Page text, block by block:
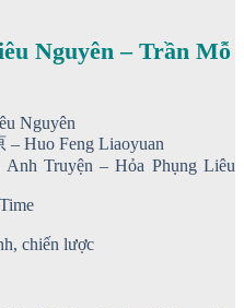
Nguyên – Trần Mỗ
Nguyên
– Huo Feng Liaoyuan
Anh Truyện – Hỏa Phụng Liêu
chiến lược